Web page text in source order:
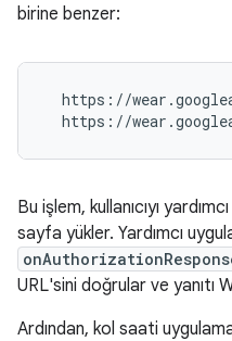
birine benzer:
https://
Bu işlem, kullanıcıyı
sayfa yükler. Yardımcı
URL'sini doğrular ve yanıtı
Ardından, kol saati